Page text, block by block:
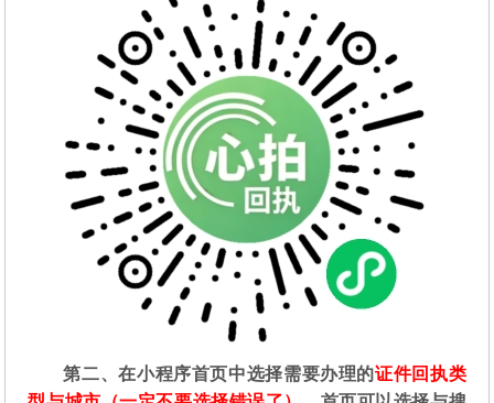
第二、在小程序首页中选择需要办理的证件回执类